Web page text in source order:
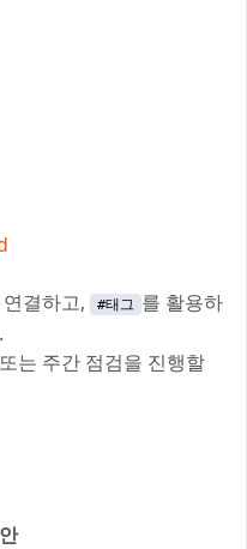
결하고,
#태그 를 활용하
는 주간 점검을 진행할